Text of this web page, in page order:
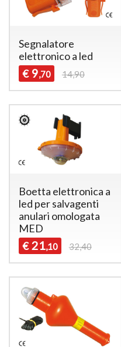
Segnalatore
elettronico a led
€ 9,70 14,90
Boetta elettronica a
led per salvagenti
anulari omologata
MED
€ 21,10 32,40